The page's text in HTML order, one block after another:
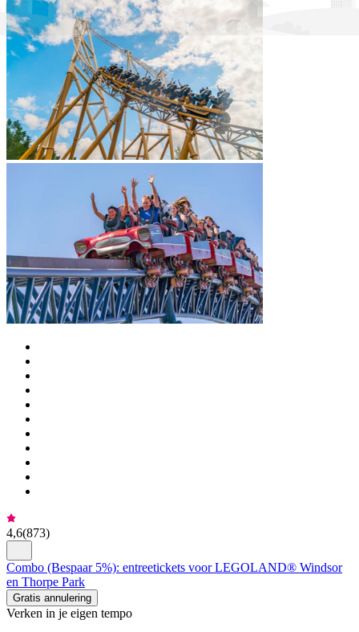
4,6(873)
Combo (Bespaar 5%): entreetickets voor LEGOLAND® Windsor
en Thorpe Park
Gratis annulering
Verken in je eigen tempo